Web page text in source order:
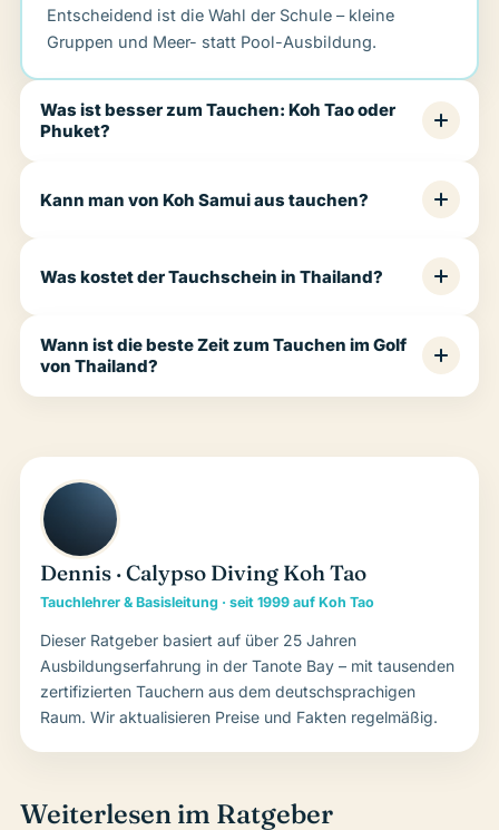
Entscheidend ist die Wahl der Schule – kleine
Gruppen und Meer- statt Pool-Ausbildung.
Was ist besser zum Tauchen: Koh Tao oder
Phuket?
Kann man von Koh Samui aus tauchen?
Was kostet der Tauchschein in Thailand?
Wann ist die beste Zeit zum Tauchen im Golf
von Thailand?
Dennis · Calypso Diving Koh Tao
Tauchlehrer & Basisleitung · seit 1999 auf Koh Tao
Dieser Ratgeber basiert auf über 25 Jahren
Ausbildungserfahrung in der Tanote Bay – mit tausenden
zertifizierten Tauchern aus dem deutschsprachigen
Raum. Wir aktualisieren Preise und Fakten regelmäßig.
Weiterlesen im Ratgeber